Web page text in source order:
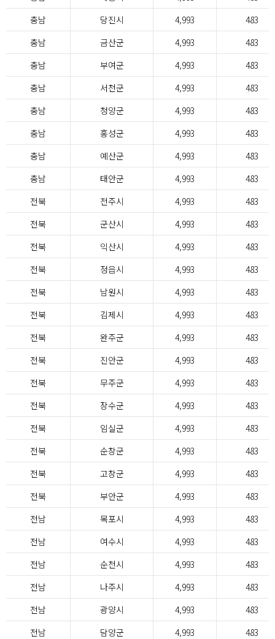
충남
당진시 4,993
483
충남
금산군 4,993
483
충남
부여군 4,993
483
충남
서천군 4,993
483
충남
청양군 4,993
483
충남
홍성군 4,993
483
충남
예산군 4,993
483
충남
태안군 4,993
483
전북
전주시 4,993
483
전북
군산시 4,993
483
전북
익산시 4,993
483
전북
정읍시 4,993
483
전북
남원시 4,993
483
전북
김제시 4,993
483
전북
완주군 4,993
483
전북
진안군 4,993
483
전북
무주군 4,993
483
전북
장수군 4,993
483
전북
임실군 4,993
483
전북
순창군 4,993
483
전북
고창군 4,993
483
전북
부안군 4,993
483
전남
목포시 4,993
483
전남
여수시 4,993
483
전남
순천시 4,993
483
전남
나주시 4,993
483
전남
광양시 4,993
483
전남
담양군 4,993
483